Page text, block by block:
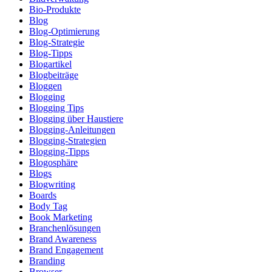
Bio-Produkte
Blog
Blog-Optimierung
Blog-Strategie
Blog-Tipps
Blogartikel
Blogbeiträge
Bloggen
Blogging
Blogging Tips
Blogging über Haustiere
Blogging-Anleitungen
Blogging-Strategien
Blogging-Tipps
Blogosphäre
Blogs
Blogwriting
Boards
Body Tag
Book Marketing
Branchenlösungen
Brand Awareness
Brand Engagement
Branding